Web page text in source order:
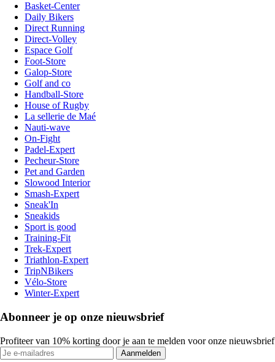
Basket-Center
Daily Bikers
Direct Running
Direct-Volley
Espace Golf
Foot-Store
Galop-Store
Golf and co
Handball-Store
House of Rugby
La sellerie de Maé
Nauti-wave
On-Fight
Padel-Expert
Pecheur-Store
Pet and Garden
Slowood Interior
Smash-Expert
Sneak'In
Sneakids
Sport is good
Training-Fit
Trek-Expert
Triathlon-Expert
TripNBikers
Vélo-Store
Winter-Expert
Abonneer je op onze nieuwsbrief
Profiteer van 10% korting door je aan te melden voor onze nieuwsbrief
Aanmelden